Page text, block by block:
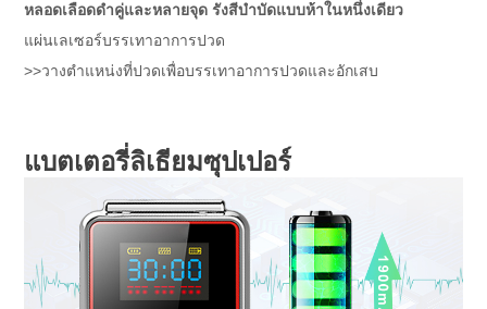
หลอดเลือดดำคู่และหลายจุด รังสีบำบัดแบบห้าในหนึ่งเดียว
แผ่นเลเซอร์บรรเทาอาการปวด
>>วางตำแหน่งที่ปวดเพื่อบรรเทาอาการปวดและอักเสบ
แบตเตอรี่ลิเธียมซุปเปอร์